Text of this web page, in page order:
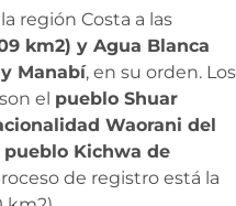
región Costa a las
km2) y Agua Blanca
Manabí, en su orden. Los
el pueblo Shuar
Waorani del
pueblo Kichwa de
de registro está la